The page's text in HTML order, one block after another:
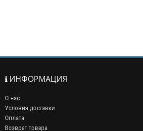
ИНФОРМАЦИЯ
О нас
Условия доставки
Оплата
Возврат товара